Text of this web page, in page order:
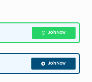
Join Now
Join Now